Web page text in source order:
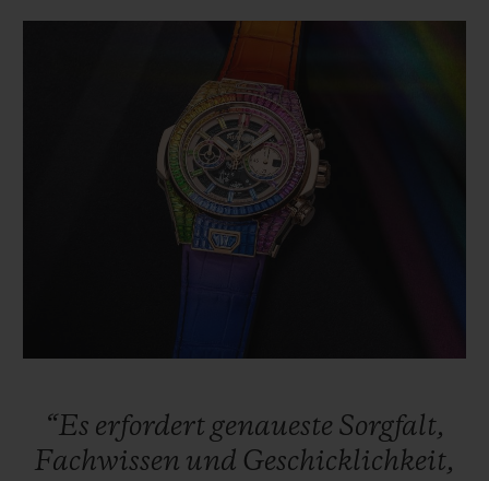
“Es erfordert genaueste Sorgfalt,
Fachwissen und Geschicklichkeit,